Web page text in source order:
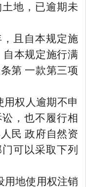
地，已逾期未
且自本规定施
自本规定施行满
第 一款第三项
用权人逾期不申
，也不履行相
民 政府自然资
可以采取下列
用地使用权注销